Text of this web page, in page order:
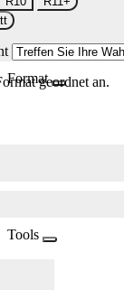
Formatgeordnet an.
Tools